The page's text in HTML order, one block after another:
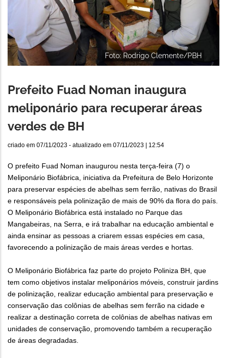
Foto: Rodrigo Clemente/PBH
Prefeito Fuad Noman inaugura
meliponário para recuperar áreas
verdes de BH
criado em 07/11/2023 - atualizado em 07/11/2023 | 12:54
O prefeito Fuad Noman inaugurou nesta terça-feira (7) o
Meliponário Biofábrica, iniciativa da Prefeitura de Belo Horizonte
para preservar espécies de abelhas sem ferrão, nativas do Brasil
e responsáveis pela polinização de mais de 90% da flora do país.
O Meliponário Biofábrica está instalado no Parque das
Mangabeiras, na Serra, e irá trabalhar na educação ambiental e
ainda ensinar as pessoas a criarem essas espécies em casa,
favorecendo a polinização de mais áreas verdes e hortas.
O Meliponário Biofábrica faz parte do projeto Poliniza BH, que
tem como objetivos instalar meliponários móveis, construir jardins
de polinização, realizar educação ambiental para preservação e
conservação das colônias de abelhas sem ferrão na cidade e
realizar a destinação correta de colônias de abelhas nativas em
unidades de conservação, promovendo também a recuperação
de áreas degradadas.